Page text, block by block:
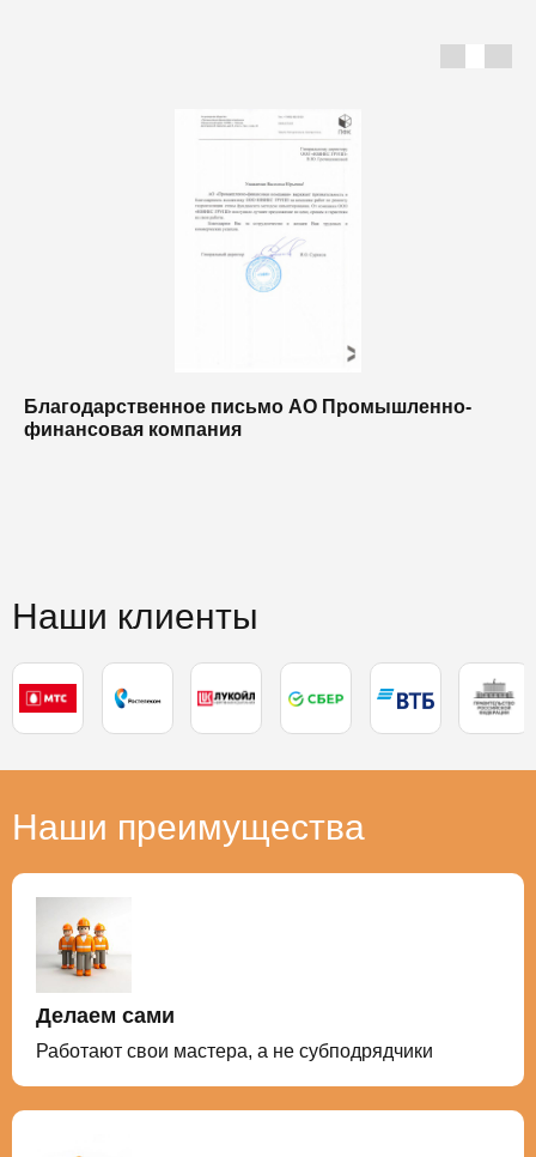
Благодарственное письмо АО Промышленно-
финансовая компания
Наши клиенты
Наши преимущества
Делаем сами
Работают свои мастера, а не субподрядчики